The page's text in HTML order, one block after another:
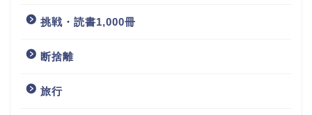
挑戦・読書1,000冊
断捨離
旅行